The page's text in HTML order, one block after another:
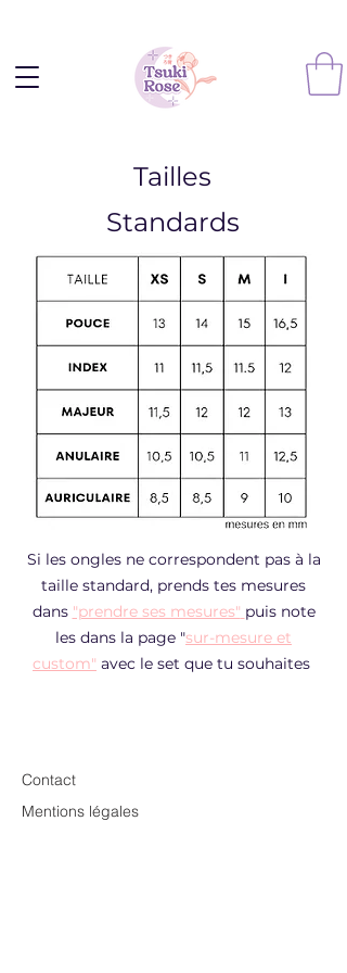
Tailles
Standards
Si les ongles ne correspondent pas à la
taille standard, prends tes mesures
dans "prendre ses mesures" puis note
les dans la page "sur-mesure et
custom" avec le set que tu souhaites
Contact
Mentions légales